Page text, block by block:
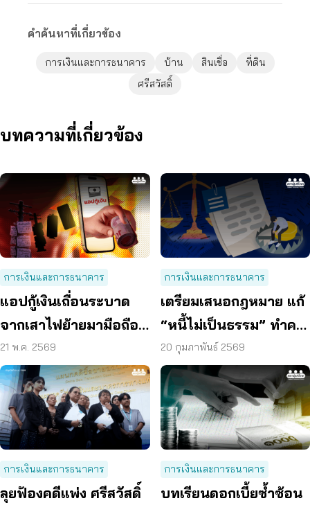
คำค้นหาที่เกี่ยวข้อง
การเงินและการธนาคาร บ้าน สินเชื่อ
ที่ดิน
ศรีสวัสดิ์
บทความที่เกี่ยวข้อง
การเงินและการธนาคาร
แอปกู้เงินเถื่อนระบาด
จากเสาไฟย้ายมามือถือ
อาจจบด้วย “กู้หมื่น คืน
แสน”
21 พ.ค. 2569
การเงินและการธนาคาร
เตรียมเสนอกฎหมาย แก้
“หนี้ไม่เป็นธรรม” ทำคน
ไทยติดกับดัก
20 กุมภาพันธ์ 2569
การเงินและการธนาคาร
ลุยฟ้องคดีแพ่ง ศรีสวัสดิ์
การเงินและการธนาคาร
บทเรียนดอกเบี้ยซ้ำซ้อน